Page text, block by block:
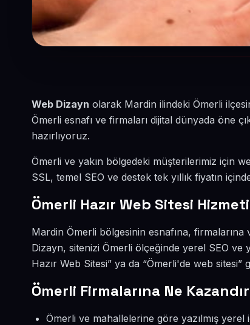
Web Dizayn olarak Mardin ilindeki Ömerli
Ömerli esnafı ve firmaları dijital dünyada öne
hazırlıyoruz.
Ömerli ve yakın bölgedeki müşterilerimiz için
SSL, temel SEO ve destek tek yıllık fiyatın
Ömerli Hazır Web Sitesi Hizmeti
Mardin Ömerli bölgesinin esnafına,
Dizayn, sitenizi Ömerli ölçeğinde yerel SEO
Hazır Web Sitesi” ya da “Ömerli'de web
Ömerli Firmalarına Ne
Ömerli ve mahallelerine göre yazılmış yerel